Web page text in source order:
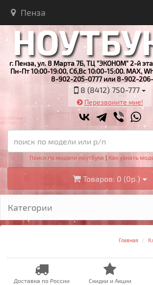
Пенза
г. Пенза, ул. 8 Марта 7Б, ТЦ "ЭКОНОМ" 2-й
Пн-Пт 10:00-19:00, Сб,Вс 10:00-15:00. MAX,
8-902-205-0777 или 8-902-
8 (8412) 750-777
Перезвоните мне!
Поиск по модели ноутбука | Как узнать
Товаров: 0 (0р.)
Категории
Главная
Доставка по России Скидки и Акции